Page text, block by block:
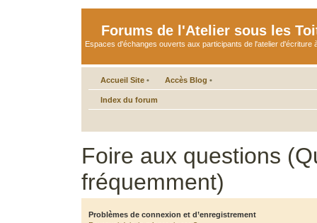
Forums de l'Atelier sous les
Espaces d'échanges ouverts aux participants de l'atelier d'écriture
Accueil Site • Accès Blog •
Index du forum
Foire aux questions
fréquemment)
Problèmes de connexion et d’enregistrement